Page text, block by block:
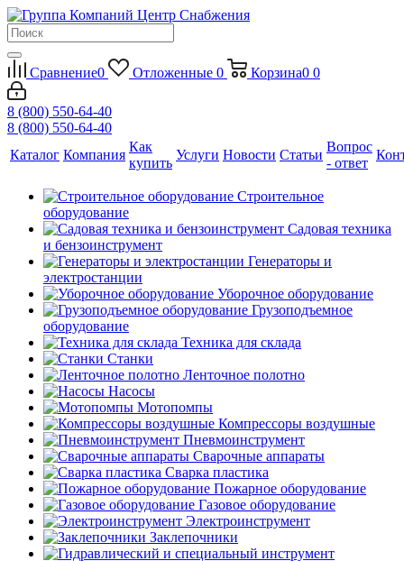
Сравнение0 Отложенные 0 Корзина0 0
8 (800) 550-64-40
8 (800) 550-64-40
Каталог Компания
Как
купить
Услуги Новости Статьи
Вопрос
- ответ
Строительное
оборудование
Садовая техника
и бензоинструмент
Генераторы и
электростанции
Уборочное оборудование
Грузоподъемное
оборудование
Техника для склада
Станки
Ленточное полотно
Насосы
Мотопомпы
Компрессоры воздушные
Пневмоинструмент
Сварочные аппараты
Сварка пластика
Пожарное оборудование
Газовое оборудование
Электроинструмент
Заклепочники